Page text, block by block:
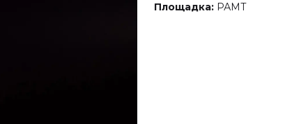
Площадка: РАМТ